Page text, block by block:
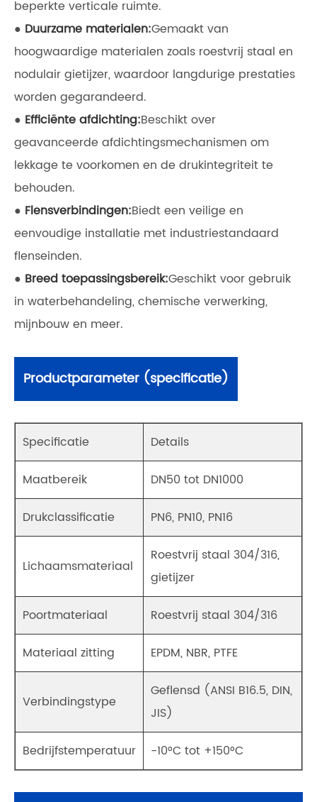
beperkte verticale ruimte.
● Duurzame materialen:Gemaakt van
hoogwaardige materialen zoals roestvrij staal en
nodulair gietijzer, waardoor langdurige prestaties
worden gegarandeerd.
● Efficiënte afdichting:Beschikt over
geavanceerde afdichtingsmechanismen om
lekkage te voorkomen en de drukintegriteit te
behouden.
● Flensverbindingen:Biedt een veilige en
eenvoudige installatie met industriestandaard
flenseinden.
● Breed toepassingsbereik:Geschikt voor gebruik
in waterbehandeling, chemische verwerking,
mijnbouw en meer.
Productparameter (specificatie)
Specificatie Details
Maatbereik DN50 tot DN1000
Drukclassificatie PN6, PN10, PN16
Lichaamsmateriaal
Roestvrij staal 304/316,
gietijzer
Poortmateriaal Roestvrij staal 304/316
Materiaal zitting EPDM, NBR, PTFE
Verbindingstype
Geflensd (ANSI B16.5, DIN,
JIS)
Bedrijfstemperatuur -10°C tot +150°C